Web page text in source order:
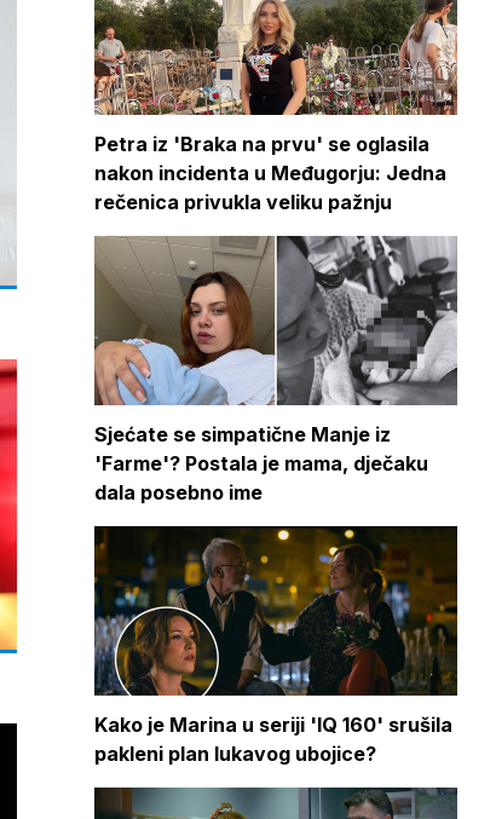
Petra iz 'Braka na prvu' se oglasila
nakon incidenta u Međugorju: Jedna
rečenica privukla veliku pažnju
Sjećate se simpatične Manje iz
'Farme'? Postala je mama, dječaku
dala posebno ime
Kako je Marina u seriji 'IQ 160' srušila
pakleni plan lukavog ubojice?